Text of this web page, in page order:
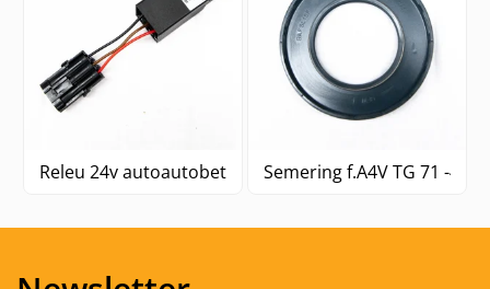
Releu 24v autoautobetonieră Semering f.A4V TG 71